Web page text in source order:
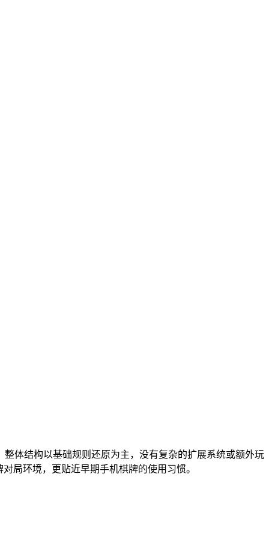
整体结构以基础规则还原为主，没有复杂的扩展系统或额外玩
局环境，更贴近早期手机棋牌的使用习惯。